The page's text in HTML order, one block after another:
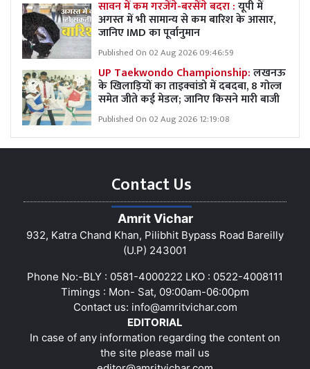
सावन में कम गरजेंगे-बरसेंगे बदरा :यूपी में
अगस्त में भी सामान्य से कम बारिश के आसार,
जानिए IMD का पूर्वानुमान
Published On 02 Aug 2026 09:46:59
UP Taekwondo Championship:लखनऊ
के खिलाड़ियों का ताइक्वांडो में दबदबा, 8 गोल्ज
समेत जीते कई मेडल; जानिए किसने मारी बाजी
Published On 02 Aug 2026 12:19:08
Contact Us
Amrit Vichar
932, Katra Chand Khan, Pilibhit Bypass Road Bareilly
(U.P) 243001
Phone No:-BLY : 0581-4000222 LKO : 0522-4008111
Timings : Mon- Sat, 09:00am-06:00pm
Contact us: info@amritvichar.com
EDITORIAL
In case of any information regarding the content on
the site please mail us